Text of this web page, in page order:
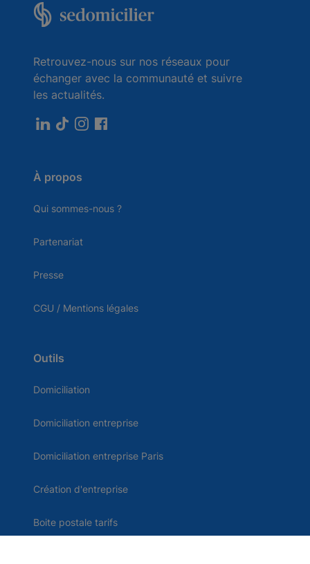
Retrouvez-nous sur nos réseaux pour
échanger avec la communauté et suivre
les actualités.
À propos
Qui sommes-nous ?
Partenariat
Presse
CGU / Mentions légales
Outils
Domiciliation
Domiciliation entreprise
Domiciliation entreprise Paris
Création d'entreprise
Boite postale tarifs